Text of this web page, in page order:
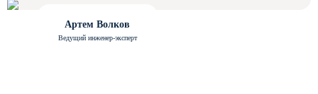
Артем Волков
Ведущий инженер-эксперт